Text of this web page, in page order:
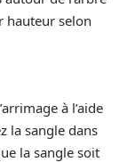
hauteur selon
à l’aide
la sangle dans
la sangle soit